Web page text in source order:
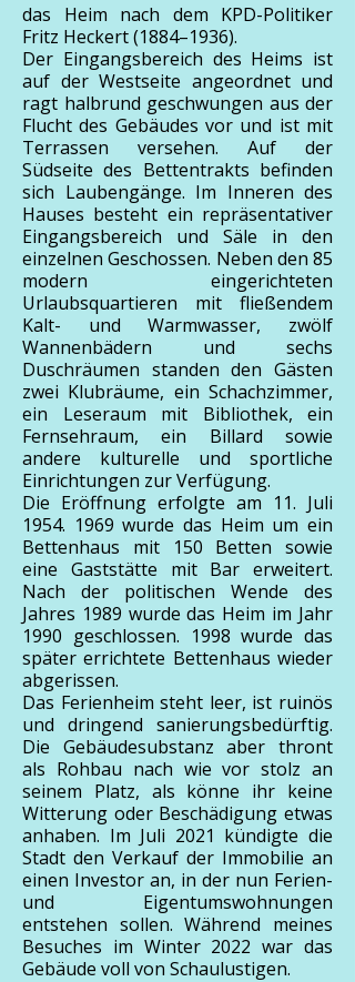
das Heim nach dem KPD-Politiker
Fritz Heckert (1884–1936).
Der Eingangsbereich des Heims ist
auf der Westseite angeordnet und
ragt halbrund geschwungen aus der
Flucht des Gebäudes vor und ist mit
Terrassen versehen. Auf der
Südseite des Bettentrakts befinden
sich Laubengänge. Im Inneren des
Hauses besteht ein repräsentativer
Eingangsbereich und Säle in den
einzelnen Geschossen. Neben den 85
modern eingerichteten
Urlaubsquartieren mit fließendem
Kalt- und Warmwasser, zwölf
Wannenbädern und sechs
Duschräumen standen den Gästen
zwei Klubräume, ein Schachzimmer,
ein Leseraum mit Bibliothek, ein
Fernsehraum, ein Billard sowie
andere kulturelle und sportliche
Einrichtungen zur Verfügung.
Die Eröffnung erfolgte am 11. Juli
1954. 1969 wurde das Heim um ein
Bettenhaus mit 150 Betten sowie
eine Gaststätte mit Bar erweitert.
Nach der politischen Wende des
Jahres 1989 wurde das Heim im Jahr
1990 geschlossen. 1998 wurde das
später errichtete Bettenhaus wieder
abgerissen.
Das Ferienheim steht leer, ist ruinös
und dringend sanierungsbedürftig.
Die Gebäudesubstanz aber thront
als Rohbau nach wie vor stolz an
seinem Platz, als könne ihr keine
Witterung oder Beschädigung etwas
anhaben. Im Juli 2021 kündigte die
Stadt den Verkauf der Immobilie an
einen Investor an, in der nun Ferien-
und Eigentumswohnungen
entstehen sollen. Während meines
Besuches im Winter 2022 war das
Gebäude voll von Schaulustigen.